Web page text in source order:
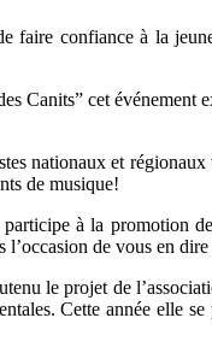
confiance à la
Canits” cet événement
nationaux et
de musique!
à la promotion
de vous en
le projet de
Cette année elle